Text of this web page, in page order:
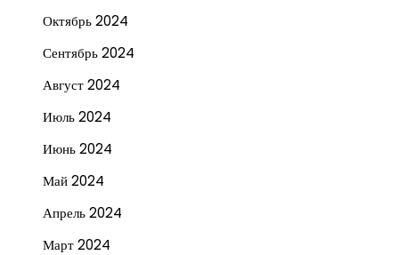
Октябрь 2024
Сентябрь 2024
Август 2024
Июль 2024
Июнь 2024
Май 2024
Апрель 2024
Март 2024